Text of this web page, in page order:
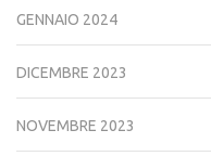
GENNAIO 2024
DICEMBRE 2023
NOVEMBRE 2023